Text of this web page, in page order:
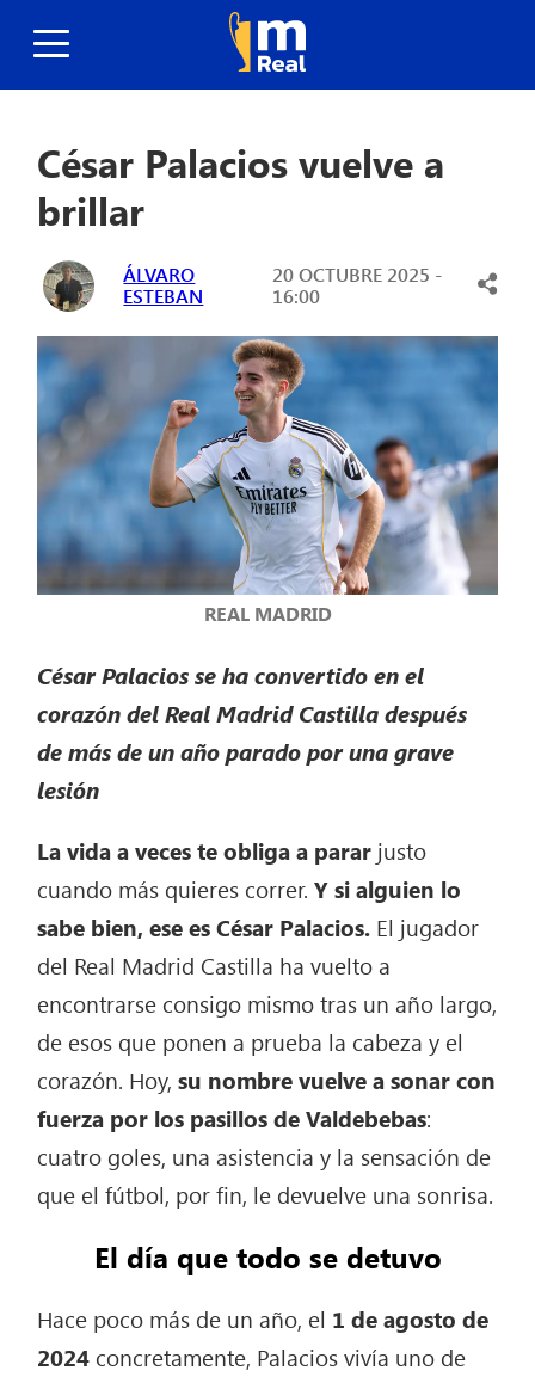
César Palacios vuelve a
brillar
ÁLVARO
ESTEBAN
20 OCTUBRE 2025 -
16:00
REAL MADRID
César Palacios se ha convertido en el
corazón del Real Madrid Castilla después
de más de un año parado por una grave
lesión
La vida a veces te obliga a parar justo
cuando más quieres correr.Y si alguien lo
sabe bien, ese es César Palacios. El jugador
del Real Madrid Castilla ha vuelto a
encontrarse consigo mismo tras un año largo,
de esos que ponen a prueba la cabeza y el
corazón. Hoy,su nombre vuelve a sonar con
fuerza por los pasillos de Valdebebas:
cuatro goles, una asistencia y la sensación de
que el fútbol, por fin, le devuelve una sonrisa.
El día que todo se detuvo
Hace poco más de un año, el 1 de agosto de
2024 concretamente, Palacios vivía uno de